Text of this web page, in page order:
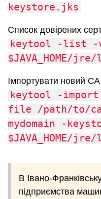
keystore.jks
Список довірених
keytool -list -
$JAVA_HOME/
Імпортувати новий
keytool -
file /path/to/
mydomain -
$JAVA_HOME/
В Івано-
підприємства